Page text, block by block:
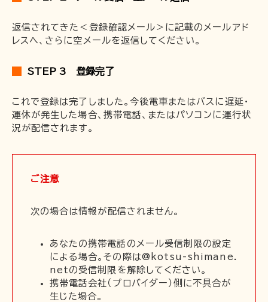
出雲大社前駅 TEL 0852-21-2429
営業部営業課（雲州平田駅2階）
日9:00〜17:00）
FAX 0853-62-3384
お問い合わせ
返信されてきた＜登録確認メール＞に記載のメールアド
レスへ、さらに空メールを返信してください。
STEP 3 登録完了
これで登録は完了しました。今後電車またはバスに遅延・
運休が発生した場合、携帯電話、またはパソコンに運行状
況が配信されます。
ご注意
次の場合は情報が配信されません。
あなたの携帯電話のメール受信制限の設定
による場合。その際は@kotsu-shimane.
netの受信制限を解除してください。
携帯電話会社（プロバイダー）側に不具合が
生じた場合。